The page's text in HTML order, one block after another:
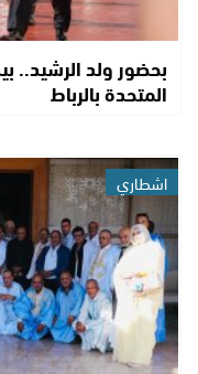
بحضور ولد الرشيد..
المتحدة بالرباط
اشطاري